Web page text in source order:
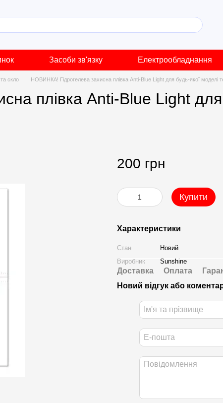
Засоби зв'язку Електрообладнання
скло НОВИНКА! Гідрогелева захисна плівка Anti-Blue Light для будь-якої моделі
плівка Anti-Blue Light для
200 грн
Купити
Характеристики
Стан
Новий
Виробник
Sunshine
Доставка Оплата
Новий відгук або